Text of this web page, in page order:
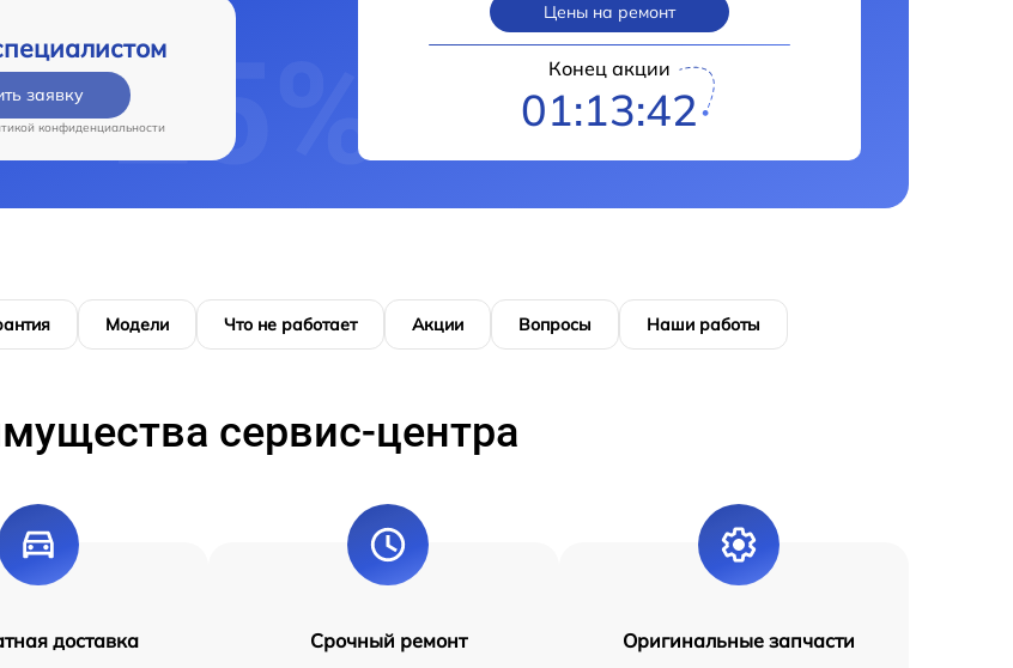
заявку
конфиденциальности
Цены на ремонт
Конец акции
01:13:41
Модели Что не работает Акции Вопросы Наши работы
сервис-центра
доставка Срочный ремонт Оригинальные запчасти